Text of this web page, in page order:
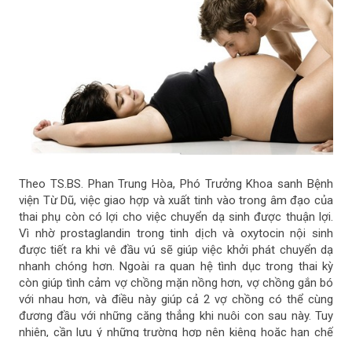
Theo TS.BS. Phan Trung Hòa, Phó Trưởng Khoa sanh Bệnh
viện Từ Dũ, việc giao hợp và xuất tinh vào trong âm đạo của
thai phụ còn có lợi cho việc chuyển dạ sinh được thuận lợi.
Vì nhờ prostaglandin trong tinh dịch và oxytocin nội sinh
được tiết ra khi vê đầu vú sẽ giúp việc khởi phát chuyển dạ
nhanh chóng hơn. Ngoài ra quan hệ tình dục trong thai kỳ
còn giúp tình cảm vợ chồng mặn nồng hơn, vợ chồng gắn bó
với nhau hơn, và điều này giúp cả 2 vợ chồng có thể cùng
đương đầu với những căng thẳng khi nuôi con sau này. Tuy
nhiên, cần lưu ý những trường hợp nên kiêng hoặc hạn chế